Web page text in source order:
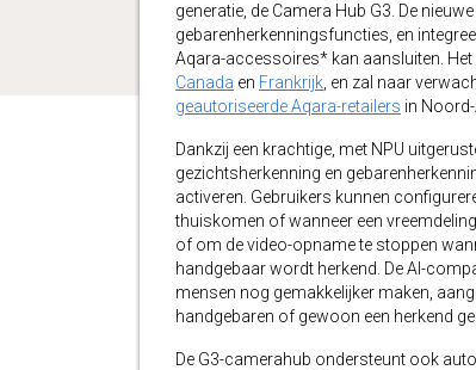
generatie, de Camera Hub G3. De
gebarenherkenningsfuncties, en
Aqara-accessoires* kan aansluiten.
Canada en Frankrijk , en zal naar
geautoriseerde Aqara-retailers in
Dankzij een krachtige, met NPU
gezichtsherkenning en
activeren. Gebruikers kunnen
thuiskomen of wanneer een
of om de video-opname te stoppen
handgebaar wordt herkend. De AI-
mensen nog gemakkelijker maken,
handgebaren of gewoon een herkend
De G3-camerahub ondersteunt ook